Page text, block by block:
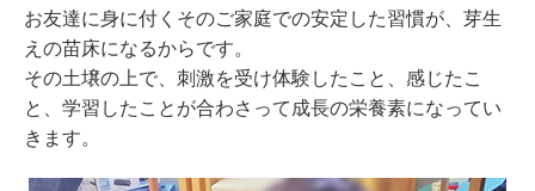
お友達に身に付くそのご家庭での安定した習慣が、芽生
えの苗床になるからです。
その土壌の上で、刺激を受け体験したこと、感じたこ
と、学習したことが合わさって成長の栄養素になってい
きます。